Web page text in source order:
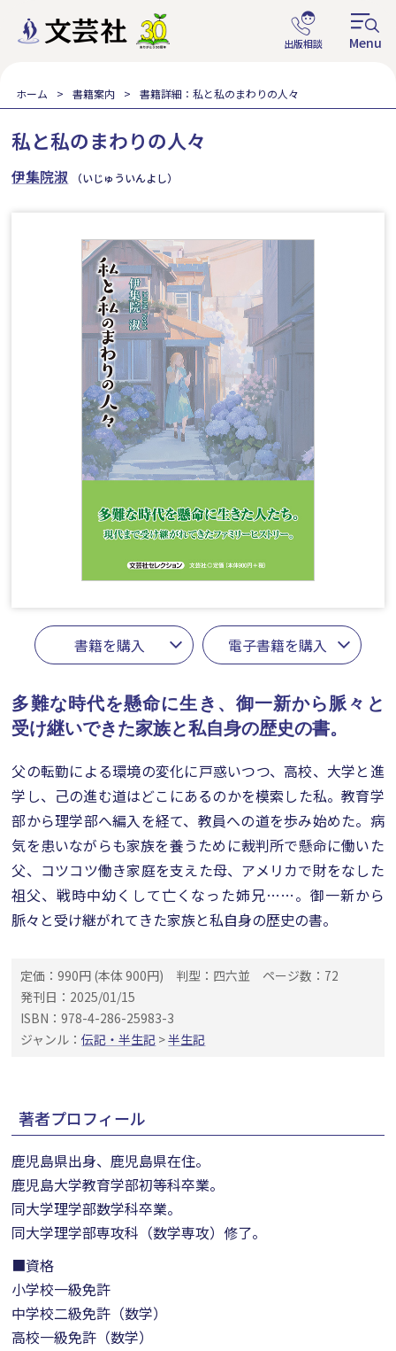
ホーム 書籍案内 書籍詳細：私と私のまわりの人々
私と私のまわりの人々
伊集院淑 （いじゅういんよし）
書籍を購入 電子書籍を購入
多難な時代を懸命に生き、御一新から脈々と
受け継いできた家族と私自身の歴史の書。
父の転勤による環境の変化に戸惑いつつ、高校、大学と進
学し、己の進む道はどこにあるのかを模索した私。教育学
部から理学部へ編入を経て、教員への道を歩み始めた。病
気を患いながらも家族を養うために裁判所で懸命に働いた
父、コツコツ働き家庭を支えた母、アメリカで財をなした
祖父、戦時中幼くして亡くなった姉兄……。御一新から
脈々と受け継がれてきた家族と私自身の歴史の書。
定価：990円 (本体 900円) 判型：四六並
ページ数：72
発刊日：2025/01/15
ISBN：978-4-286-25983-3
ジャンル：伝記・半生記 >半生記
著者プロフィール
鹿児島県出身、鹿児島県在住。
鹿児島大学教育学部初等科卒業。
同大学理学部数学科卒業。
同大学理学部専攻科（数学専攻）修了。
■資格
小学校一級免許
中学校二級免許（数学）
高校一級免許（数学）